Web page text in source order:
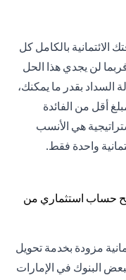
الائتمانية بالكامل كل
لن يجدي هذا الحل
السداد بقدر ما يمكنك،
أقل من الفائدة
هي الأنسب
واحدة فقط.
مزودة بخدمة تحويل
البنوك في الإمارات